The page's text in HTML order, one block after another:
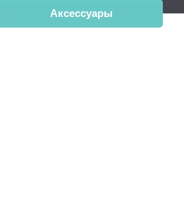
Аксессуары